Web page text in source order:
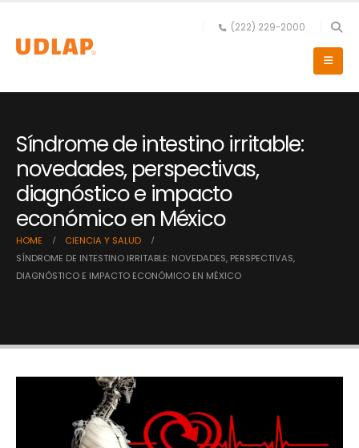
(222) 229-2000
Síndrome de intestino irritable:
novedades, perspectivas,
diagnóstico e impacto
económico en México
HOME
CIENCIA Y SALUD
SÍNDROME DE INTESTINO IRRITABLE: NOVEDADES, PERSPECTIVAS,
DIAGNÓSTICO E IMPACTO ECONÓMICO EN MÉXICO